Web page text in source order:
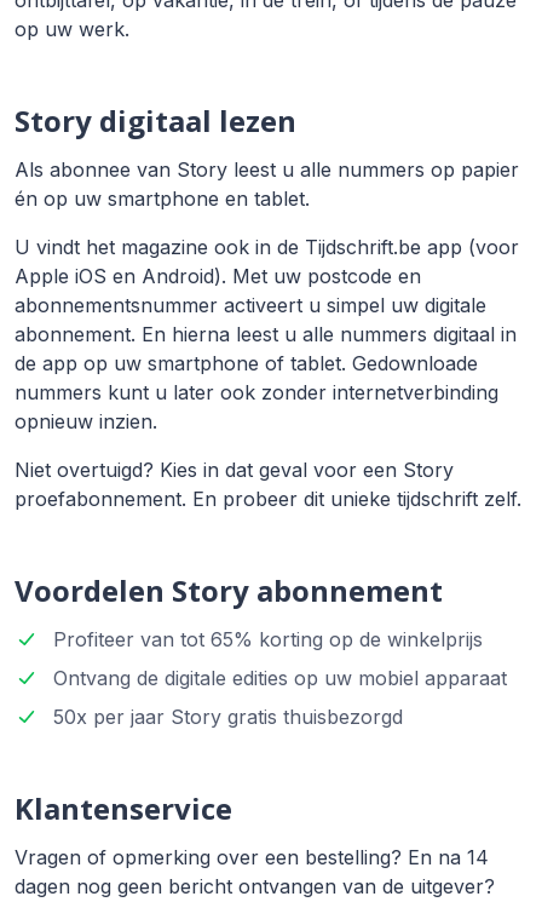
op uw werk.
Story digitaal lezen
Als abonnee van Story leest u alle nummers op papier
én op uw smartphone en tablet.
U vindt het magazine ook in de Tijdschrift.be app (voor
Apple iOS en Android). Met uw postcode en
abonnementsnummer activeert u simpel uw digitale
abonnement. En hierna leest u alle nummers digitaal in
de app op uw smartphone of tablet. Gedownloade
nummers kunt u later ook zonder internetverbinding
opnieuw inzien.
Niet overtuigd? Kies in dat geval voor een Story
proefabonnement. En probeer dit unieke tijdschrift zelf.
Voordelen Story abonnement
Profiteer van tot 65% korting op de winkelprijs
Ontvang de digitale edities op uw mobiel apparaat
50x per jaar Story gratis thuisbezorgd
Klantenservice
Vragen of opmerking over een bestelling? En na 14
dagen nog geen bericht ontvangen van de uitgever?